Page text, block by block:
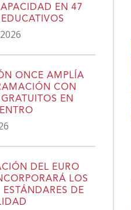
EN 47
ONCE AMPLÍA
CON
GRATUITOS EN
DEL EURO
LOS
DE